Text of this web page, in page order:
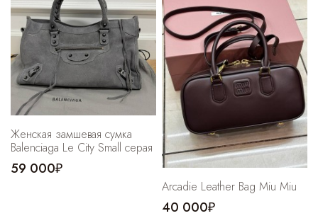
Женская замшевая сумка
Balenciaga Le City Small серая
59 000₽
Arcadie Leather Bag Miu Miu
40 000₽